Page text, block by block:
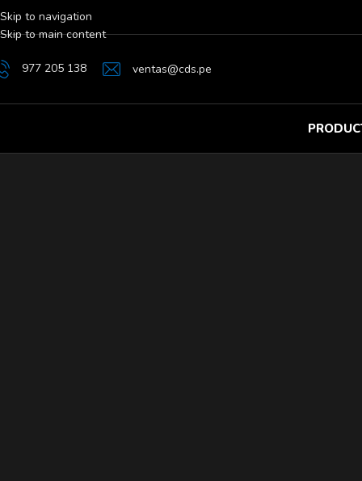
Skip to navigation
Skip to main content
977 205 138 ventas@cds.pe